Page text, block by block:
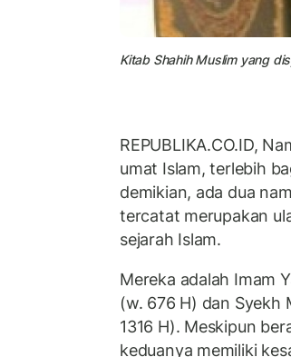
Kitab Shahih Muslim yang
REPUBLIKA.CO.ID,
umat Islam, terlebih
demikian, ada dua
tercatat merupakan
sejarah Islam.
Mereka adalah Imam
(w. 676 H) dan Syekh
1316 H). Meskipun
keduanya memiliki